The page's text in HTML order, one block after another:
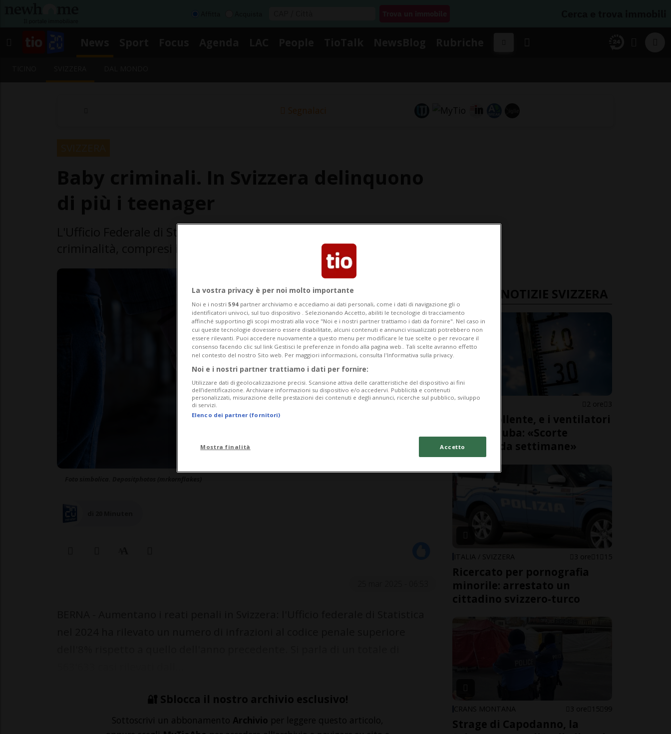
Segnalaci
criminalità, compresi il cantone più virtuosi e la città con più casi
🔐 Sblocca il nostro archivio esclusivo!
Sottoscrivi un abbonamento Archivio per leggere questo articolo,
ULTIME NOTIZIE SVIZZERA
SVIZZERA 2 ore 3
Estate bollente, e i ventilatori
vanno a ruba: «Scorte
esaurite da settimane»
ITALIA / SVIZZERA 3 ore 1 15
Ricercato per pornografia
minorile: arrestato un
cittadino svizzero-turco
CRANS MONTANA 3 ore 15 99
Strage di Capodanno, la
La vostra privacy è per noi molto importante
Noi e i nostri 594 partner archiviamo e accediamo ai dati personali, come i dati di navigazione gli o
identificatori univoci, sul tuo dispositivo . Selezionando Accetto, abiliti le tecnologie di tracciamento
affinché supportino gli scopi mostrati alla voce "Noi e i nostri partner trattiamo i dati da fornire". Nel caso in
cui queste tecnologie dovessero essere disabilitate, alcuni contenuti e annunci visualizzati potrebbero non
essere rilevanti. Puoi accedere nuovamente a questo menu per modificare le tue scelte o per revocare il
consenso facendo clic sul link Gestisci le preferenze in fondo alla pagina web.. Tali scelte avranno effetto
nel contesto del nostro Sito web. Per maggiori informazioni, consulta l'Informativa sulla privacy.
Noi e i nostri partner trattiamo i dati per fornire:
Utilizzare dati di geolocalizzazione precisi. Scansione attiva delle caratteristiche del dispositivo ai fini
dell’identificazione. Archiviare informazioni su dispositivo e/o accedervi. Pubblicità e contenuti
personalizzati, misurazione delle prestazioni dei contenuti e degli annunci, ricerche sul pubblico, sviluppo
di servizi.
Elenco dei partner (fornitori)
Mostra finalità Accetto